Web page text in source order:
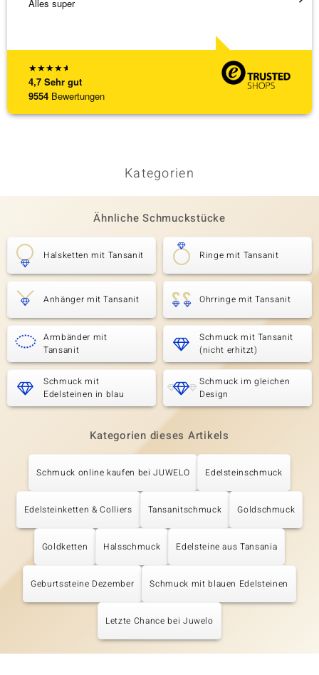
★★★★★
4,7 Sehr gut
9554 Bewertungen
Alles super
Kategorien
Ähnliche Schmuckstücke
Halsketten mit Tansanit Ringe mit Tansanit
Anhänger mit Tansanit Ohrringe mit Tansanit
Armbänder mit
Tansanit
Schmuck mit Tansanit
(nicht erhitzt)
Schmuck mit
Edelsteinen in blau
Schmuck im gleichen
Design
Kategorien dieses Artikels
Schmuck online kaufen bei JUWELO Edelsteinschmuck
Edelsteinketten & Colliers Tansanitschmuck Goldschmuck
Goldketten Halsschmuck Edelsteine aus Tansania
Geburtssteine Dezember Schmuck mit blauen Edelsteinen
Letzte Chance bei Juwelo